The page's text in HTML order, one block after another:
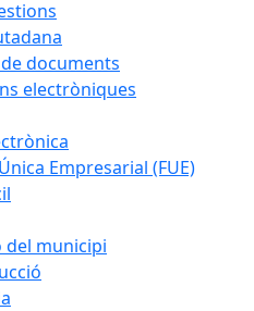
documents
electròniques
Empresarial (FUE)
municipi